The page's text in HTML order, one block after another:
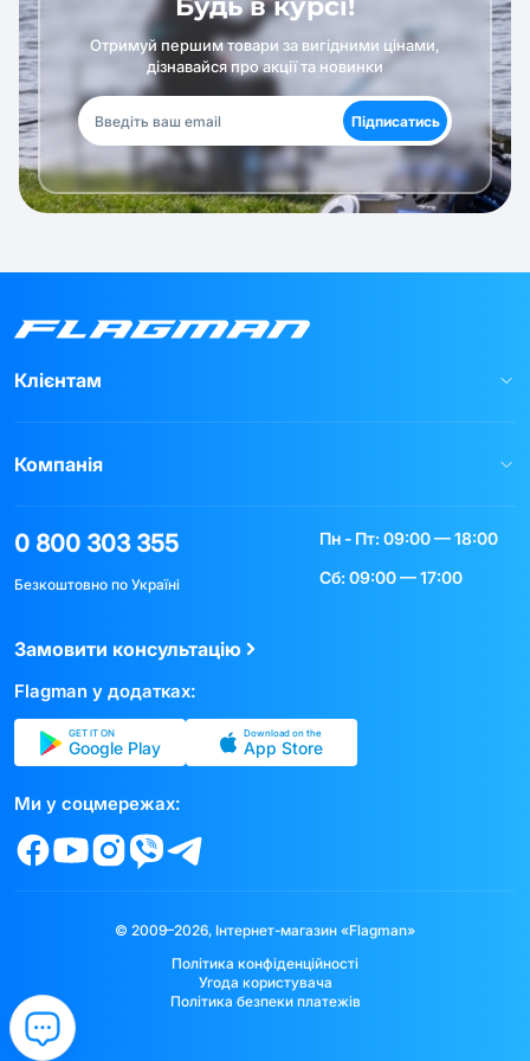
Будь в курсі!
Отримуй першим товари за вигідними цінами,
дізнавайся про акції та новинки
Підписатись
Клієнтам
Компанія
0 800 303 355
Безкоштовно по Україні
Пн - Пт: 09:00 — 18:00
Сб: 09:00 — 17:00
Замовити консультацію
Flagman у додатках:
GET IT ON
Google Play
Download on the
App Store
Ми у соцмережах:
© 2009–2026, Інтернет-магазин «Flagman»
Політика конфіденційності
Угода користувача
Політика безпеки платежів